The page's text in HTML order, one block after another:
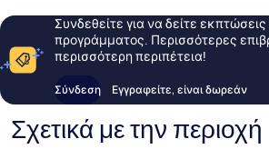
Συνδεθείτε για να δείτε
προγράμματος. Περισσότερες
περισσότερη περιπέτεια!
Σύνδεση Εγγραφείτε, είναι δωρεάν
Σχετικά με την περιοχή